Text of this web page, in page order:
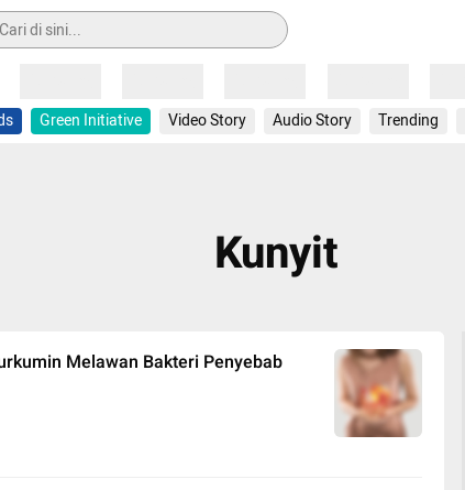
Green Initiative Video Story Audio Story Trending
Kunyit
Melawan Bakteri Penyebab